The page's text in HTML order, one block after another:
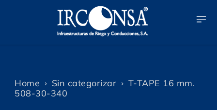
Home Sin categorizar
T-TAPE 16 mm.
508-30-340